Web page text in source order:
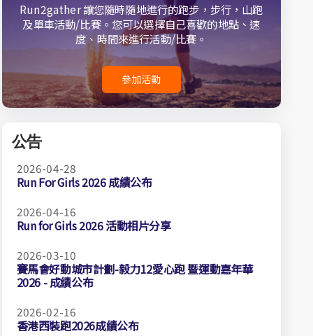
Run2gather 讓您隨時隨地進行的跑步，步行，山跑
及單車活動/比賽。您可以選擇自己喜歡的地點、速
度、時間來進行活動/比賽。
參加活動
公告
2026-04-28
Run For Girls 2026 成績公布
2026-04-16
Run for Girls 2026 活動相片分享
2026-03-10
賽馬會好動城市計劃-毅力12愛心跑 暨運動嘉年華
2026 - 成績公布
2026-02-16
香港西裝跑2026成績公布